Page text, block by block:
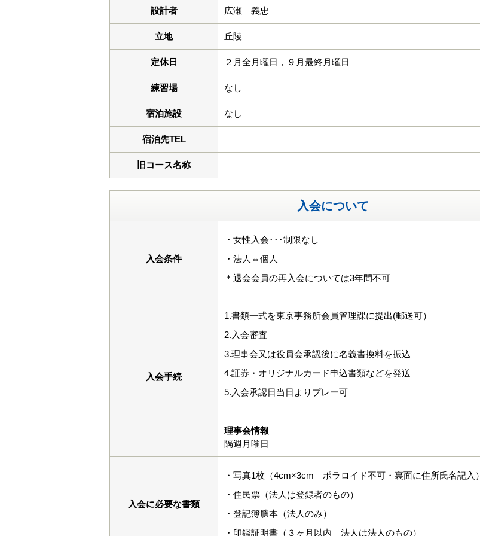
設計者 広瀬 義忠
立地 丘陵
定休日 ２月全月曜日，９月最終月曜日
練習場 なし
宿泊施設 なし
宿泊先TEL
旧コース名称
入会について
入会条件
・女性入会･･･制限なし
・法人⇔個人
＊退会会員の再入会については3年間不可
入会手続
1.書類一式を東京事務所会員管理課に提出(郵送可）
2.入会審査
3.理事会又は役員会承認後に名義書換料を振込
4.証券・オリジナルカード申込書類などを発送
5.入会承認日当日よりプレー可
理事会情報
隔週月曜日
入会に必要な書類
・写真1枚（4cm×3cm ポラロイド不可・裏面に住所氏名記入）
・住民票（法人は登録者のもの）
・登記簿謄本（法人のみ）
・印鑑証明書（３ヶ月以内 法人は法人のもの）